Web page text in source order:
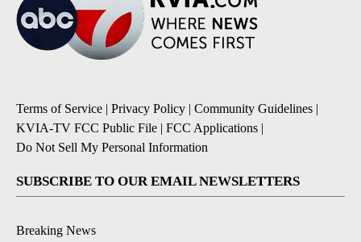
Terms of Service | Privacy Policy | Community Guidelines |
KVIA-TV FCC Public File | FCC Applications |
Do Not Sell My Personal Information
SUBSCRIBE TO OUR EMAIL NEWSLETTERS
Breaking News